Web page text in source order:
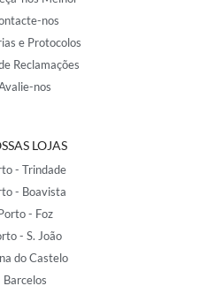
nos
e Protocolos
Reclamações
nos
LOJAS
- Trindade
- Boavista
- Foz
- S. João
do Castelo
Barcelos